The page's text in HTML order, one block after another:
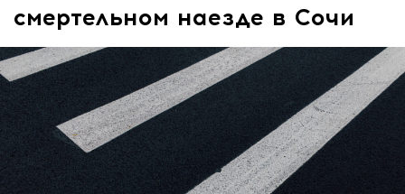
смертельном наезде в Сочи